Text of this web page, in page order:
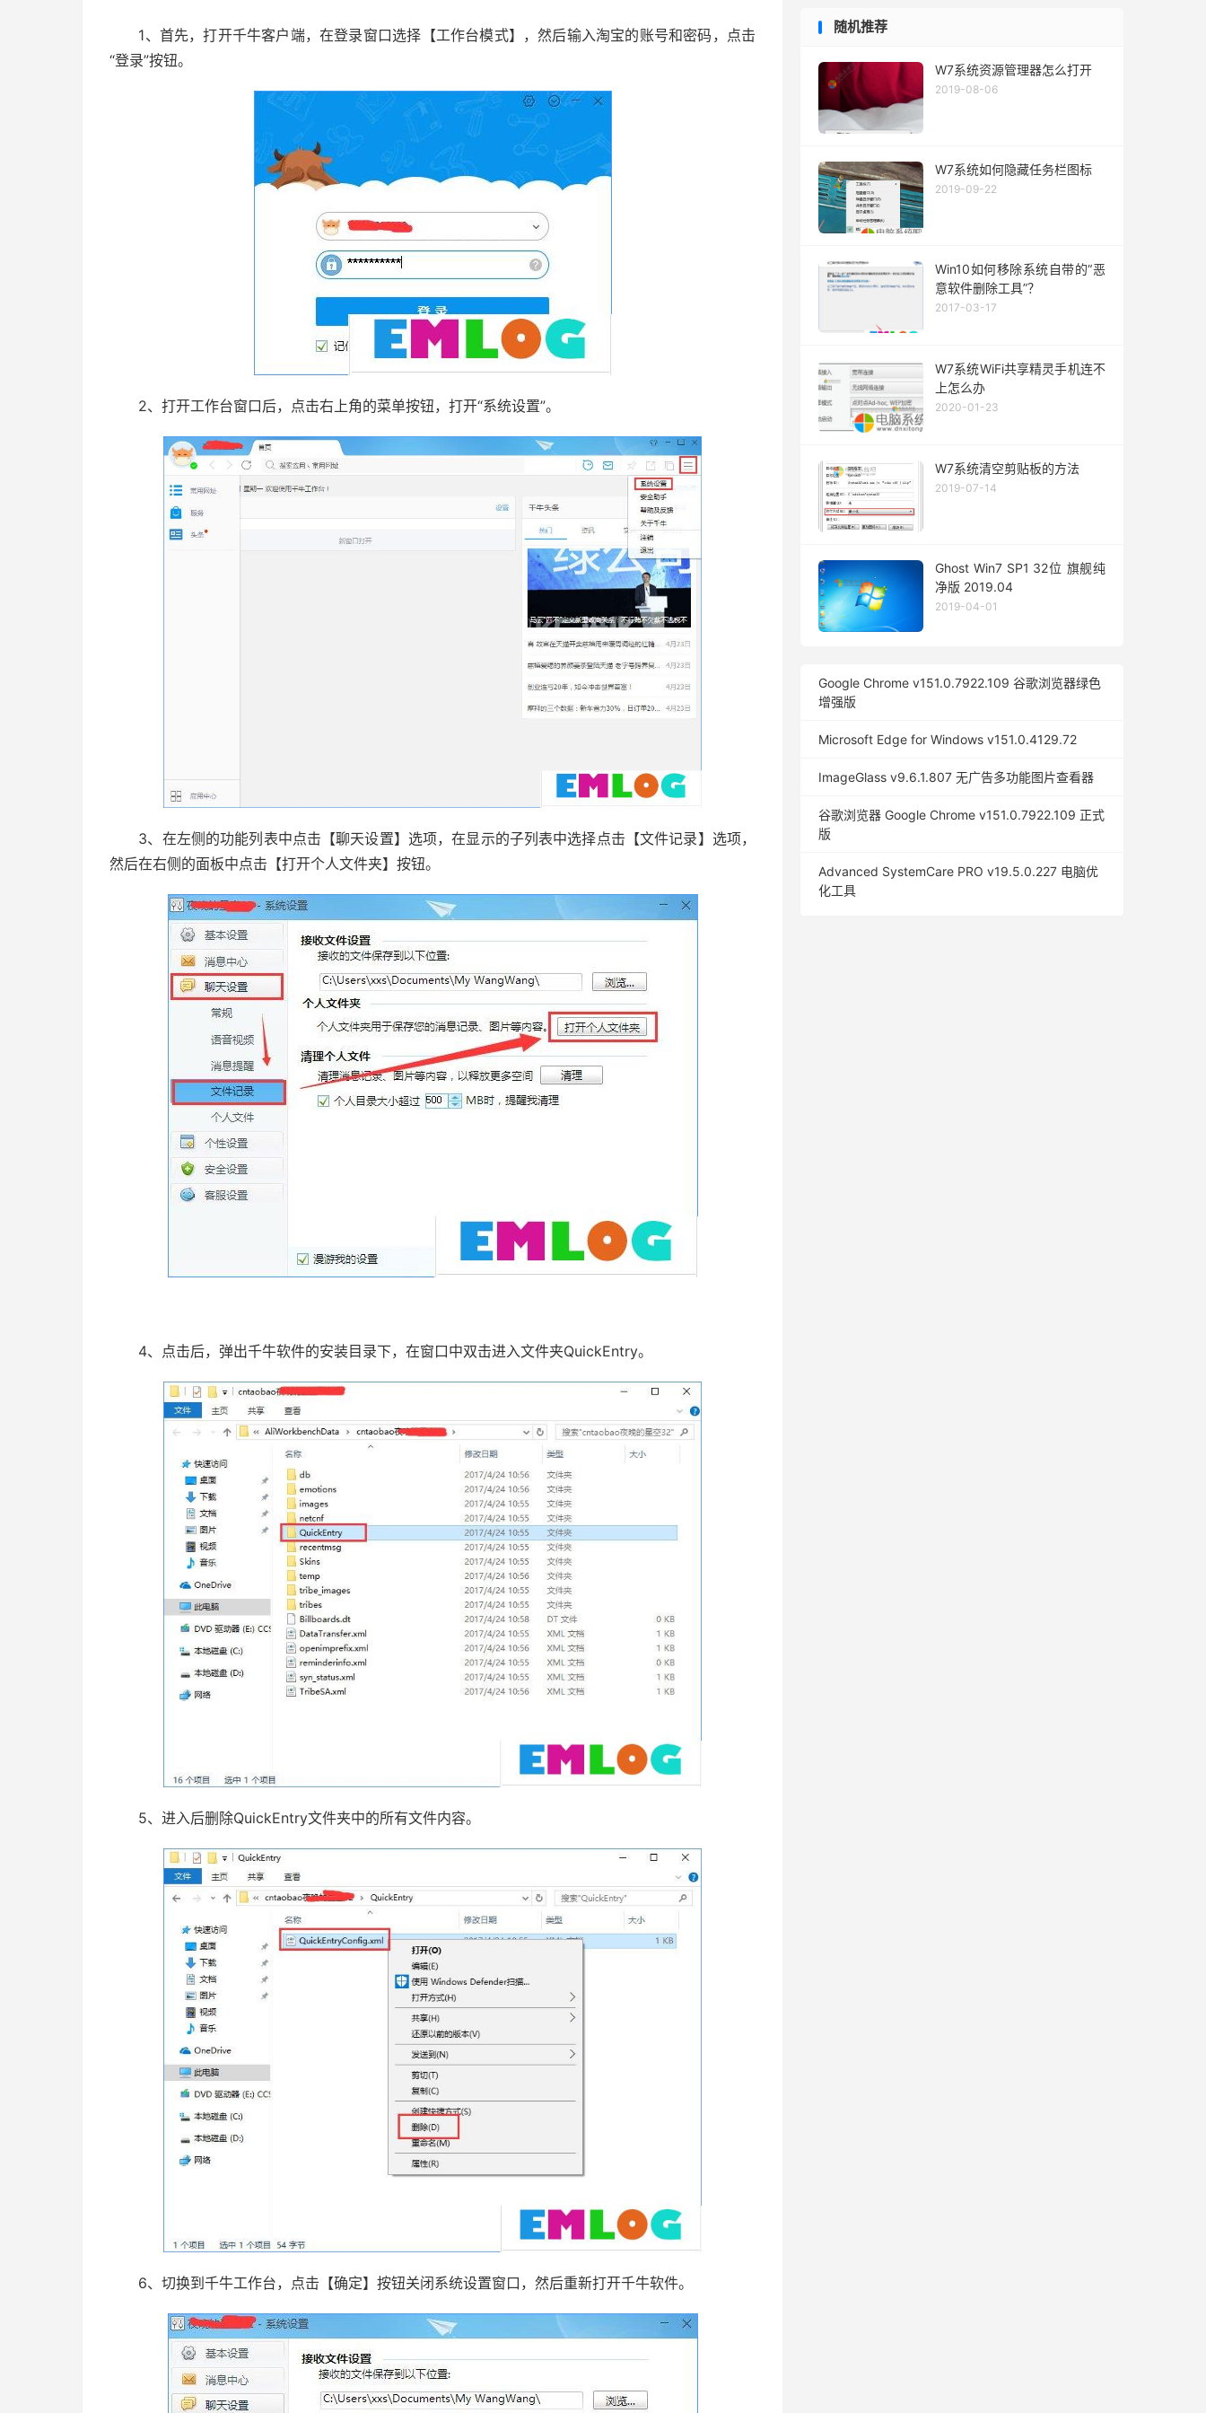
1、首先，打开千牛客户端，在登录窗口选择【工作台模式】，然后输入淘宝的账号和密码，点击
“登录”按钮。
2、打开工作台窗口后，点击右上角的菜单按钮，打开“系统设置”。
3、在左侧的功能列表中点击【聊天设置】选项，在显示的子列表中选择点击【文件记录】选项，
然后在右侧的面板中点击【打开个人文件夹】按钮。
4、点击后，弹出千牛软件的安装目录下，在窗口中双击进入文件夹QuickEntry。
5、进入后删除QuickEntry文件夹中的所有文件内容。
6、切换到千牛工作台，点击【确定】按钮关闭系统设置窗口，然后重新打开千牛软件。
随机推荐
W7系统资源管理器怎么打开
2019-08-06
W7系统如何隐藏任务栏图标
2019-09-22
Win10如何移除系统自带的“恶
意软件删除工具”？
2017-03-17
W7系统WiFi共享精灵手机连不
上怎么办
2020-01-23
W7系统清空剪贴板的方法
2019-07-14
Ghost Win7 SP1 32位 旗舰纯
净版 2019.04
2019-04-01
Google Chrome v151.0.7922.109 谷歌浏览器绿色
增强版
Microsoft Edge for Windows v151.0.4129.72
ImageGlass v9.6.1.807 无广告多功能图片查看器
谷歌浏览器 Google Chrome v151.0.7922.109 正式
版
Advanced SystemCare PRO v19.5.0.227 电脑优
化工具